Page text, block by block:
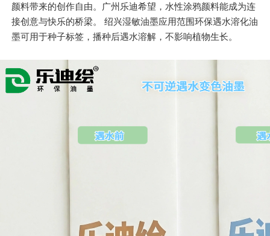
颜料带来的创作自由。广州乐迪希望，水性涂鸦颜料能成为连
接创意与快乐的桥梁。 绍兴湿敏油墨应用范围环保遇水溶化油
墨可用于种子标签，播种后遇水溶解，不影响植物生长。